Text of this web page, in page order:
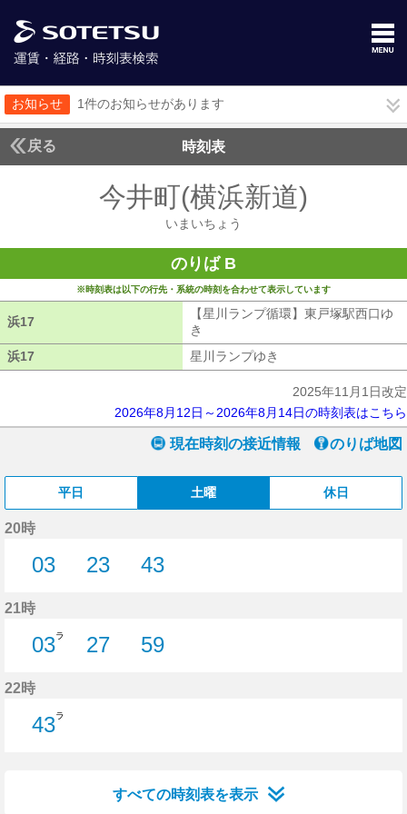
お知らせ 1件のお知らせがあります
戻る 時刻表
今井町(横浜新道)
いまいちょう
のりば B
※時刻表は以下の行先・系統の時刻を合わせて表示しています
浜17
【星川ランプ循環】東戸塚駅西口ゆ
き
浜17
星川ランプゆき
2025年11月1日改定
2026年8月12日～2026年8月14日の時刻表はこちら
現在時刻の接近情報 のりば地図
平日 土曜 休日
20時
03
23
43
21時
03ラ
27
59
22時
43ラ
すべての時刻表を表示